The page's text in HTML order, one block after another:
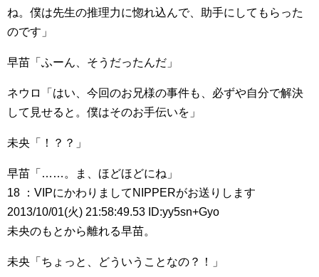
ね。僕は先生の推理力に惚れ込んで、助手にしてもらった
のです」
早苗「ふーん、そうだったんだ」
ネウロ「はい、今回のお兄様の事件も、必ずや自分で解決
して見せると。僕はそのお手伝いを」
未央「！？？」
早苗「……。ま、ほどほどにね」
18 ：VIPにかわりましてNIPPERがお送りします
2013/10/01(火) 21:58:49.53 ID:yy5sn+Gyo
未央のもとから離れる早苗。
未央「ちょっと、どういうことなの？！」